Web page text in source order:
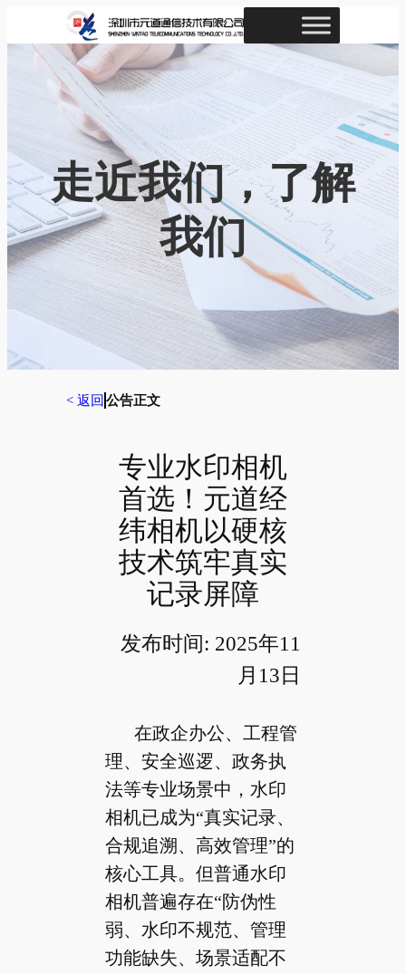
走近我们，了解
我们
< 返回 公告正文
专业水印相机
首选！元道经
纬相机以硬核
技术筑牢真实
记录屏障
发布时间: 2025年11
月13日
在政企办公、工程管
理、安全巡逻、政务执
法等专业场景中，水印
相机已成为“真实记录、
合规追溯、高效管理”的
核心工具。但普通水印
相机普遍存在“防伪性
弱、水印不规范、管理
功能缺失、场景适配不